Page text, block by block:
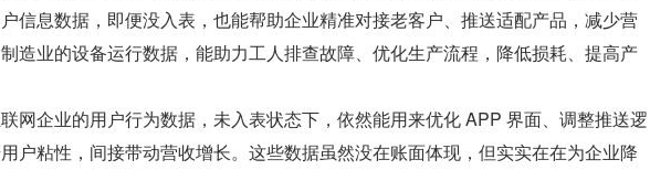
信息数据，即便没入表，也能帮助企业精准对接老客户、推送适配产品，减少营
造业的设备运行数据，能助力工人排查故障、优化生产流程，降低损耗、提高产
网企业的用户行为数据，未入表状态下，依然能用来优化 APP 界面、调整推送逻
户粘性，间接带动营收增长。这些数据虽然没在账面体现，但实实在在为企业降